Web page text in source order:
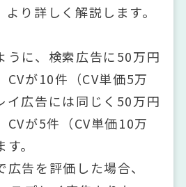
り詳しく解説します。
うに、検索広告に50万円
CVが10件（CV単価5万
イ広告には同じく50万円
CVが5件（CV単価10万
。
告を評価した場合、